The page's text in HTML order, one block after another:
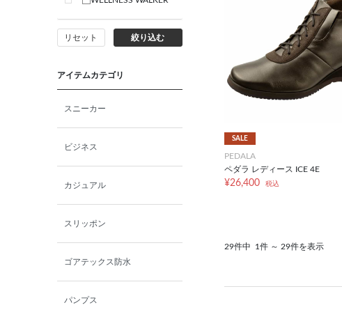
リセット 絞り込む
アイテムカテゴリ
スニーカー
ビジネス
カジュアル
スリッポン
ゴアテックス防水
パンプス
SALE
PEDALA
ペダラ レディース ICE 4E
¥26,400 税込
29件中 1件 ～ 29件を表示